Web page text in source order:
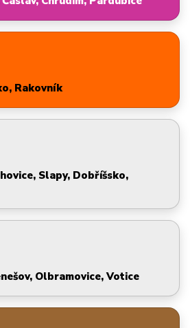
Rakovník
Slapy, Dobříšsko,
Olbramovice, Votice